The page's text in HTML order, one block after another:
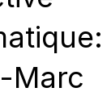
Marc